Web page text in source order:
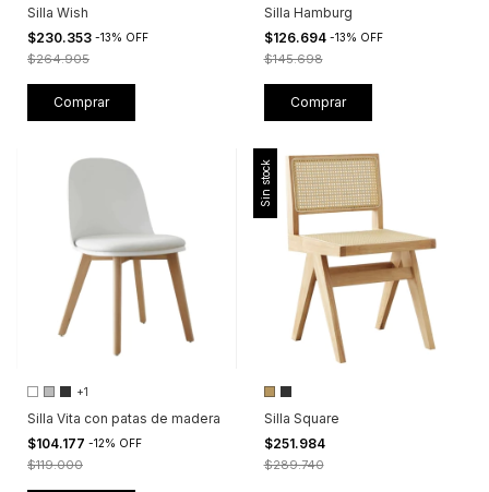
Silla Wish
$230.353 -13% OFF
$264.905
Comprar
Silla Hamburg
$126.694 -13% OFF
$145.698
Comprar
+1
Silla Vita con patas de madera
$104.177 -12% OFF
$119.000
Sin stock
Silla Square
$251.984
$289.740